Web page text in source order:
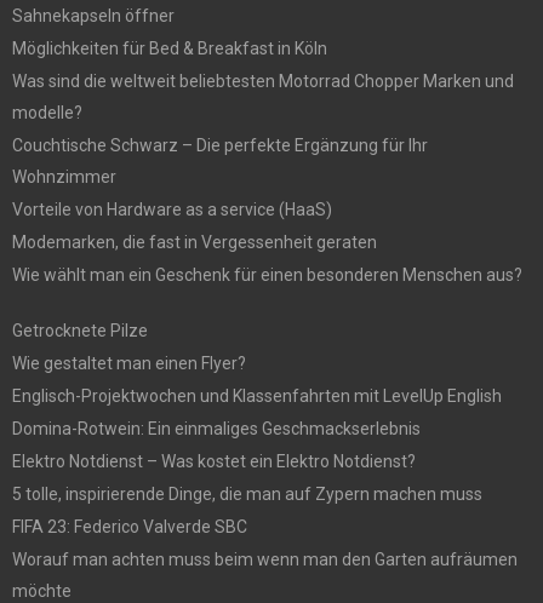
Sahnekapseln öffner
Möglichkeiten für Bed & Breakfast in Köln
Was sind die weltweit beliebtesten Motorrad Chopper Marken und
modelle?
Couchtische Schwarz – Die perfekte Ergänzung für Ihr
Wohnzimmer
Vorteile von Hardware as a service (HaaS)
Modemarken, die fast in Vergessenheit geraten
Wie wählt man ein Geschenk für einen besonderen Menschen aus?
Getrocknete Pilze
Wie gestaltet man einen Flyer?
Englisch-Projektwochen und Klassenfahrten mit LevelUp English
Domina-Rotwein: Ein einmaliges Geschmackserlebnis
Elektro Notdienst – Was kostet ein Elektro Notdienst?
5 tolle, inspirierende Dinge, die man auf Zypern machen muss
FIFA 23: Federico Valverde SBC
Worauf man achten muss beim wenn man den Garten aufräumen
möchte